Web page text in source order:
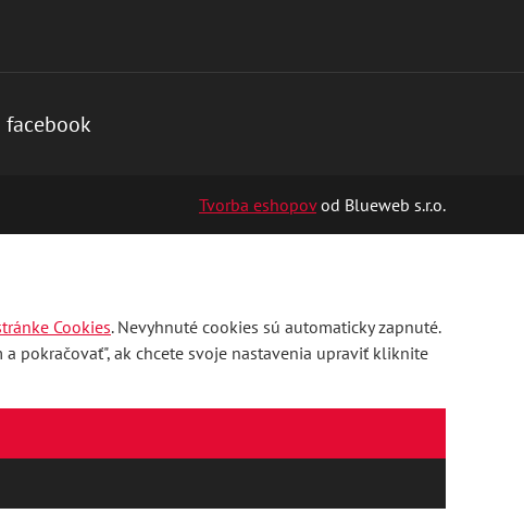
facebook
Tvorba eshopovod Blueweb s.r.o.
Cookies. Nevyhnuté cookies sú automaticky zapnuté.
pokračovať", ak chcete svoje nastavenia upraviť kliknite